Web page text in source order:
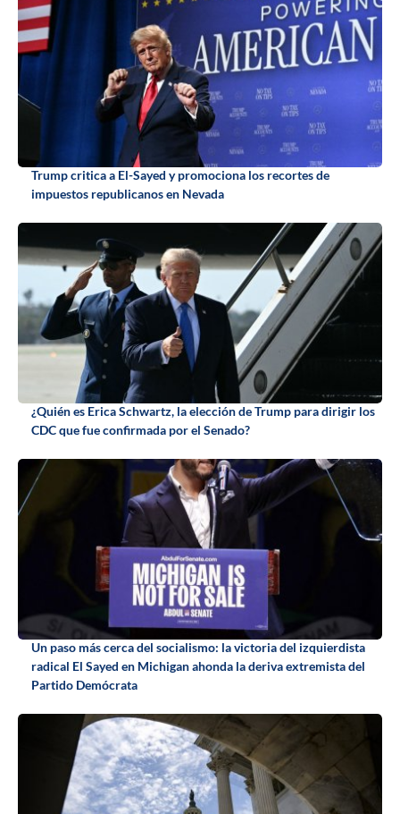
Trump critica a El-Sayed y promociona los recortes de
impuestos republicanos en Nevada
¿Quién es Erica Schwartz, la elección de Trump para dirigir los
CDC que fue confirmada por el Senado?
Un paso más cerca del socialismo: la victoria del izquierdista
radical El Sayed en Michigan ahonda la deriva extremista del
Partido Demócrata